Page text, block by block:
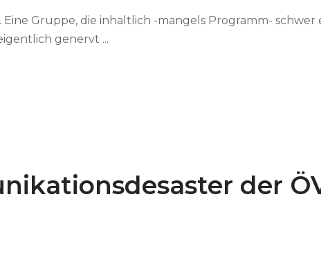
Gruppe, die inhaltlich -mangels Programm- schwer
genervt ...
der